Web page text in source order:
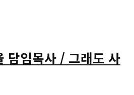
담임목사 / 그래도 사